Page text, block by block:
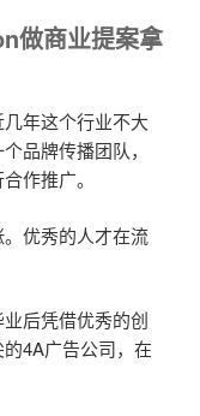
做商业提案拿
年这个行业不大
品牌传播团队，
作推广。
优秀的人才在流
后凭借优秀的创
4A广告公司，在